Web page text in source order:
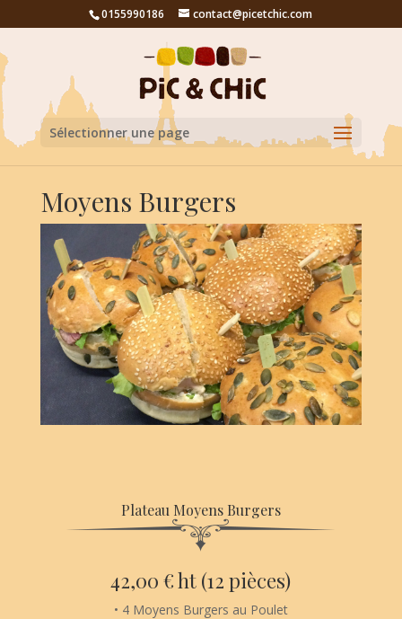
0155990186 contact@picetchic.com
Sélectionner une page
Moyens Burgers
Plateau Moyens Burgers
42,00 € ht (12 pièces)
• 4 Moyens Burgers au Poulet